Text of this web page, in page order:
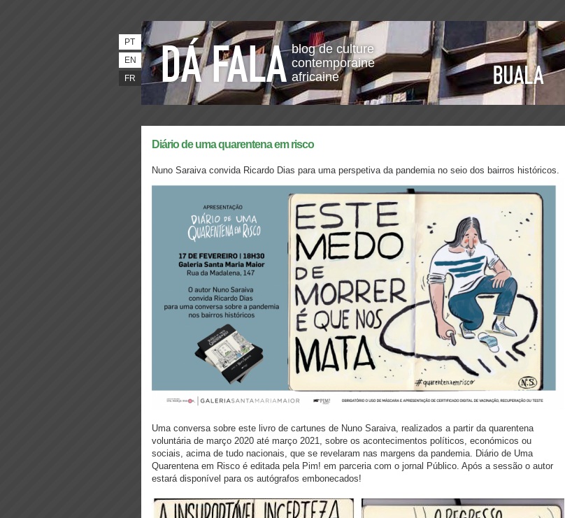
blog de culture
contemporaine
africaine
PT
EN
FR
Diário de uma quarentena em risco
Nuno Saraiva convida Ricardo Dias para uma perspetiva da pandemia no seio dos bairros históricos.
Uma conversa sobre este livro de cartunes de Nuno Saraiva, realizados a partir da quarentena
voluntária de março 2020 até março 2021, sobre os acontecimentos políticos, económicos ou
sociais, acima de tudo nacionais, que se revelaram nas margens da pandemia. Diário de Uma
Quarentena em Risco é editada pela Pim! em parceria com o jornal Público. Após a sessão o autor
estará disponível para os autógrafos embonecados!